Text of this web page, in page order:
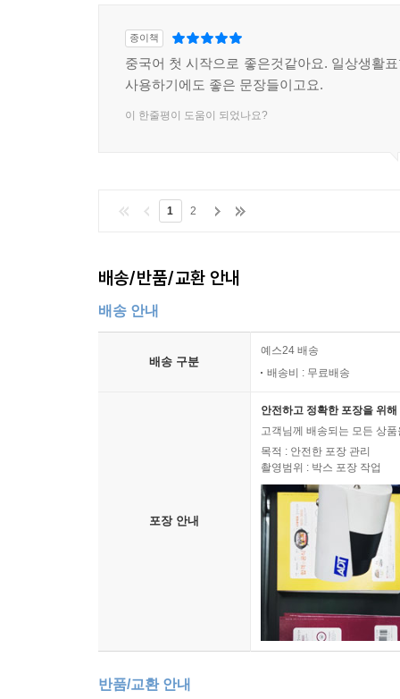
종이책
중국어 첫 시작으로 좋은것같아요. 일상생활
사용하기에도 좋은 문장들이고요.
이 한줄평이 도움이 되었나요?
1 2
배송/반품/교환 안내
배송 안내
배송 구분
예스24 배송
배송비 : 무료배송
포장 안내
안전하고 정확한 포장을 위
고객님께 배송되는 모든 상
목적 : 안전한 포장 관리
촬영범위 : 박스 포장 작업
반품/교환 안내